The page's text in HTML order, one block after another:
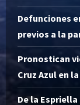
Defunciones
previos a la
Pronostican
Cruz Azul en
De la